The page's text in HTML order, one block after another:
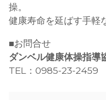
操。
健康寿命を延ばす手軽
■お問合せ
ダンベル健康体操指
TEL：0985-23-2459